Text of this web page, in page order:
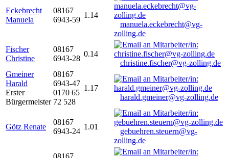
Eckebrecht
Manuela
08167
6943-59
1.14
manuela.eckebrecht@vg-
zolling.de
Fischer
Christine
08167
6943-28
0.14
christine.fischer@vg-zolling.de
Gmeiner
Harald
Erster
Bürgermeister
08167
6943-47
0170 65
72 528
1.17
harald.gmeiner@vg-zolling.de
Götz Renate
08167
6943-24
1.01
gebuehren.steuern@vg-
zolling.de